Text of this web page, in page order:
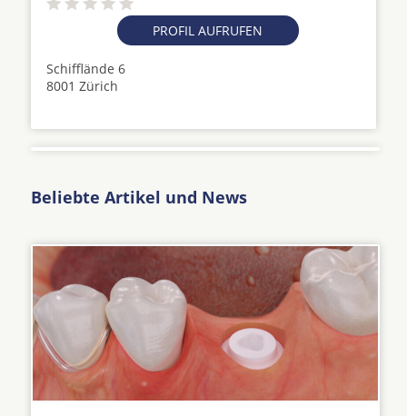
PROFIL AUFRUFEN
Schifflände 6
8001 Zürich
Beliebte Artikel und News